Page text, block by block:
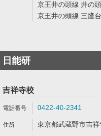
京王井の頭線 井の
京王井の頭線 三鷹
日能研
吉祥寺校
0422-40-2341
東京都武蔵野市吉